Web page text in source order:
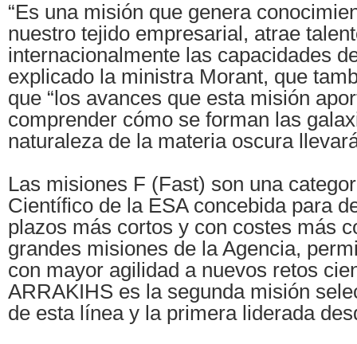
“Es una misión que genera
nuestro tejido empresarial, atrae
internacionalmente las capacidades
explicado la ministra Morant, que
que “los avances que esta misión
comprender cómo se forman las
naturaleza de la materia oscura
Las misiones F (Fast) son una
Científico de la ESA concebida para
plazos más cortos y con costes más
grandes misiones de la Agencia,
con mayor agilidad a nuevos retos
ARRAKIHS es la segunda misión
de esta línea y la primera liderada